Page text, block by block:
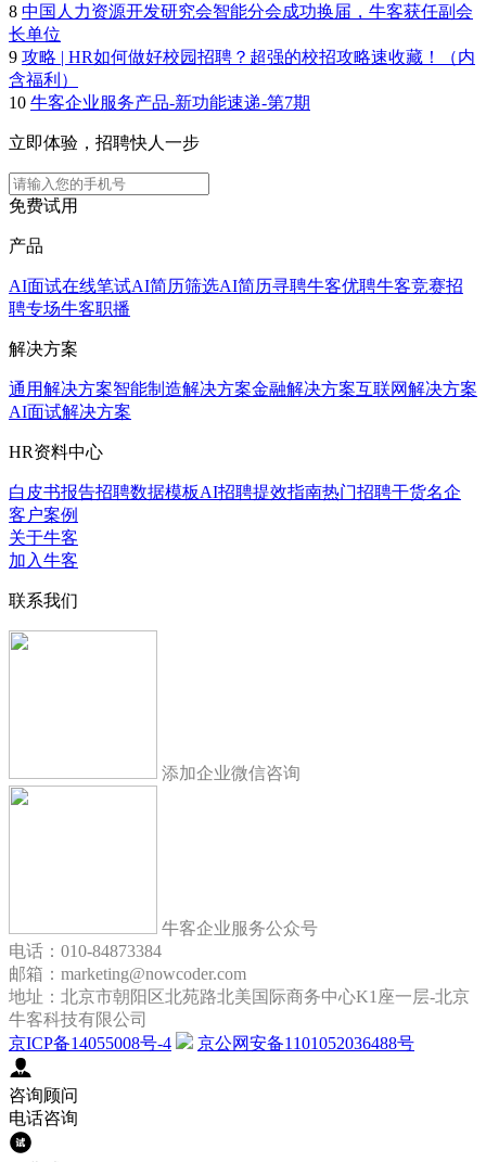
8 中国人力资源开发研究会智能分会成功换届，牛客获任副会
长单位
9 攻略 | HR如何做好校园招聘？超强的校招攻略速收藏！（内
含福利）
10 牛客企业服务产品-新功能速递-第7期
立即体验，招聘快人一步
免费试用
产品
AI面试在线笔试AI简历筛选AI简历寻聘牛客优聘牛客竞赛招
聘专场牛客职播
解决方案
通用解决方案智能制造解决方案金融解决方案互联网解决方案
AI面试解决方案
HR资料中心
白皮书报告招聘数据模板AI招聘提效指南热门招聘干货名企
客户案例
关于牛客
加入牛客
联系我们
添加企业微信咨询
牛客企业服务公众号
电话：010-84873384
邮箱：marketing@nowcoder.com
地址：北京市朝阳区北苑路北美国际商务中心K1座一层-北京
牛客科技有限公司
京ICP备14055008号-4
京公网安备1101052036488号
咨询顾问
电话咨询